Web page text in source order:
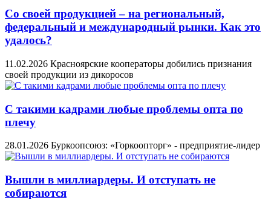
Со своей продукцией – на региональный,
федеральный и международный рынки. Как это
удалось?
11.02.2026 Красноярские кооператоры добились признания
своей продукции из дикоросов
С такими кадрами любые проблемы опта по
плечу
28.01.2026 Буркоопсоюз: «Горкоопторг» - предприятие-лидер
Вышли в миллиардеры. И отступать не
собираются